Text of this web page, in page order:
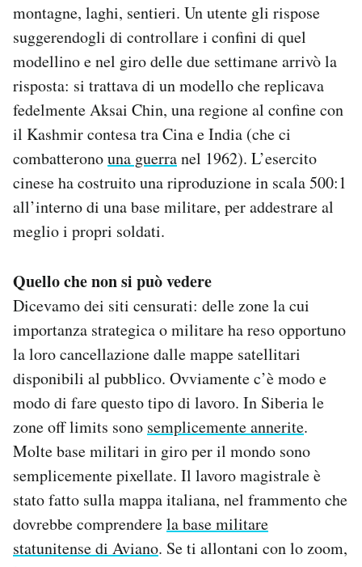
montagne, laghi, sentieri. Un utente gli rispose
suggerendogli di controllare i confini di quel
modellino e nel giro delle due settimane arrivò la
risposta: si trattava di un modello che replicava
fedelmente Aksai Chin, una regione al confine con
il Kashmir contesa tra Cina e India (che ci
combatteronouna guerranel 1962). L’esercito
cinese ha costruito una riproduzione in scala 500:1
all’interno di una base militare, per addestrare al
meglio i propri soldati.
Quello che non si può vedere
Dicevamo dei siti censurati: delle zone la cui
importanza strategica o militare ha reso opportuno
la loro cancellazione dalle mappe satellitari
disponibili al pubblico. Ovviamente c’è modo e
modo di fare questo tipo di lavoro. In Siberia le
zone off limits sono semplicemente annerite.
Molte base militari in giro per il mondo sono
semplicemente pixellate. Il lavoro magistrale è
stato fatto sulla mappa italiana, nel frammento che
dovrebbe comprenderela base militare
statunitense di Aviano. Se ti allontani con lo zoom,